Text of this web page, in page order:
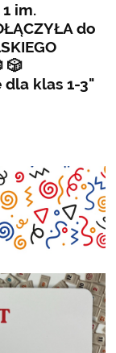
im.
do
🎲
dla klas 1-3"